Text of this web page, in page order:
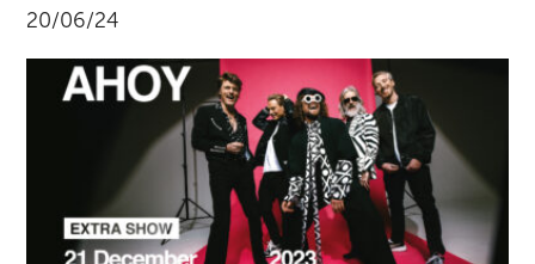
20/06/24